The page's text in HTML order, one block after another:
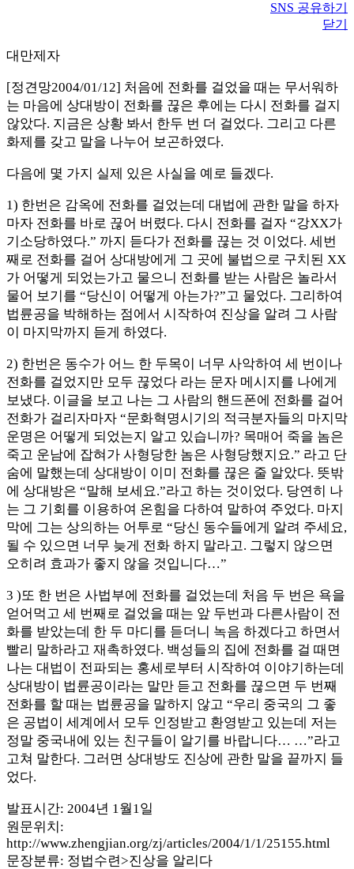
SNS 공유하기
닫기
대만제자
[정견망2004/01/12] 처음에 전화를 걸었을 때는 무서워하
는 마음에 상대방이 전화를 끊은 후에는 다시 전화를 걸지
않았다. 지금은 상황 봐서 한두 번 더 걸었다. 그리고 다른
화제를 갖고 말을 나누어 보곤하였다.
다음에 몇 가지 실제 있은 사실을 예로 들겠다.
1) 한번은 감옥에 전화를 걸었는데 대법에 관한 말을 하자
마자 전화를 바로 끊어 버렸다. 다시 전화를 걸자 “강XX가
기소당하였다.” 까지 듣다가 전화를 끊는 것 이었다. 세번
째로 전화를 걸어 상대방에게 그 곳에 불법으로 구치된 XX
가 어떻게 되었는가고 물으니 전화를 받는 사람은 놀라서
물어 보기를 “당신이 어떻게 아는가?”고 물었다. 그리하여
법륜공을 박해하는 점에서 시작하여 진상을 알려 그 사람
이 마지막까지 듣게 하였다.
2) 한번은 동수가 어느 한 두목이 너무 사악하여 세 번이나
전화를 걸었지만 모두 끊었다 라는 문자 메시지를 나에게
보냈다. 이글을 보고 나는 그 사람의 핸드폰에 전화를 걸어
전화가 걸리자마자 “문화혁명시기의 적극분자들의 마지막
운명은 어떻게 되었는지 알고 있습니까? 목매어 죽을 놈은
죽고 운남에 잡혀가 사형당한 놈은 사형당했지요.” 라고 단
숨에 말했는데 상대방이 이미 전화를 끊은 줄 알았다. 뜻밖
에 상대방은 “말해 보세요.”라고 하는 것이었다. 당연히 나
는 그 기회를 이용하여 온힘을 다하여 말하여 주었다. 마지
막에 그는 상의하는 어투로 “당신 동수들에게 알려 주세요,
될 수 있으면 너무 늦게 전화 하지 말라고. 그렇지 않으면
오히려 효과가 좋지 않을 것입니다…”
3 )또 한 번은 사법부에 전화를 걸었는데 처음 두 번은 욕을
얻어먹고 세 번째로 걸었을 때는 앞 두번과 다른사람이 전
화를 받았는데 한 두 마디를 듣더니 녹음 하겠다고 하면서
빨리 말하라고 재촉하였다. 백성들의 집에 전화를 걸 때면
나는 대법이 전파되는 홍세로부터 시작하여 이야기하는데
상대방이 법륜공이라는 말만 듣고 전화를 끊으면 두 번째
전화를 할 때는 법륜공을 말하지 않고 “우리 중국의 그 좋
은 공법이 세계에서 모두 인정받고 환영받고 있는데 저는
정말 중국내에 있는 친구들이 알기를 바랍니다… …”라고
고쳐 말한다. 그러면 상대방도 진상에 관한 말을 끝까지 들
었다.
발표시간: 2004년 1월1일
원문위치:
http://www.zhengjian.org/zj/articles/2004/1/1/25155.html
문장분류: 정법수련>진상을 알리다